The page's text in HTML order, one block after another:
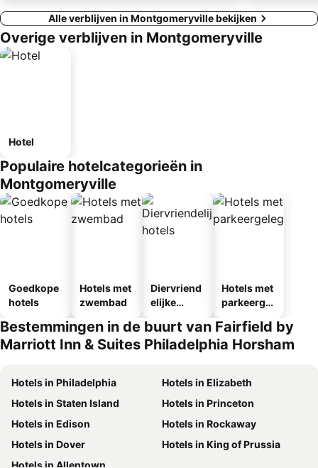
Alle verblijven in Montgomeryville bekijken
Overige verblijven in Montgomeryville
Hotel
Populaire hotelcategorieën in
Montgomeryville
Goedkope
hotels
Hotels met
zwembad
Diervriend
elijke
Hotels met
parkeergel
Bestemmingen in de buurt van Fairfield by
Marriott Inn & Suites Philadelphia Horsham
Hotels in Philadelphia
Hotels in Elizabeth
Hotels in Staten Island
Hotels in Princeton
Hotels in Edison
Hotels in Rockaway
Hotels in Dover
Hotels in King of Prussia
Hotels in Allentown